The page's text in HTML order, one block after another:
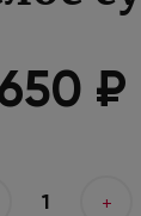
₽
1 +